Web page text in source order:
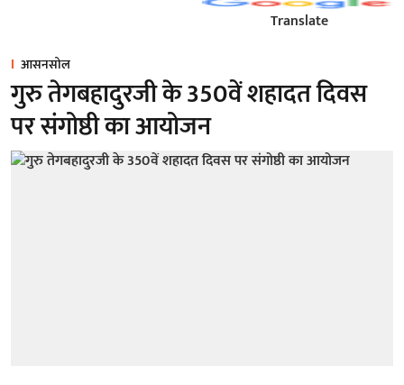
Translate
आसनसोल
गुरु तेगबहादुरजी के 350वें शहादत दिवस
पर संगोष्ठी का आयोजन